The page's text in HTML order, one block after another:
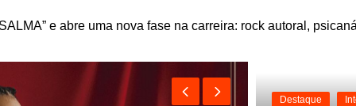
“Projeção”, de 2010, nas plataformas digitais
Destaque